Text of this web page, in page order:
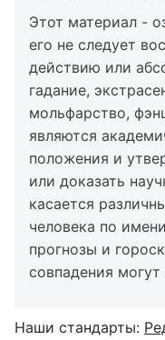
Этот материал -
его не следует
действию или
гадание,
мольфарство,
являются
положения и
или доказать
касается
человека по
прогнозы и
совпадения
Наши стандарты: